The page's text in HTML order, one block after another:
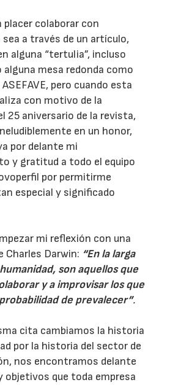
placer colaborar con
a través de un artículo,
alguna “tertulia”, incluso
mesa redonda como
pero cuando esta
con motivo de la
25 aniversario de la revista,
en un honor,
por delante mi
y gratitud a todo el equipo
por permitirme
especial y significado
mi reflexión con una
Charles Darwin: “En la larga
son aquellos que
y a improvisar los que
de prevalecer”.
cita cambiamos la historia
por la historia del sector de
nos encontramos delante
objetivos que toda empresa